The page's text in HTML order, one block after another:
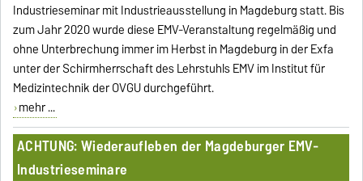
Industrieseminar mit Industrieausstellung in Magdeburg statt. Bis
zum Jahr 2020 wurde diese EMV-Veranstaltung regelmäßig und
ohne Unterbrechung immer im Herbst in Magdeburg in der Exfa
unter der Schirmherrschaft des Lehrstuhls EMV im Institut für
Medizintechnik der OVGU durchgeführt.
mehr ...
ACHTUNG: Wiederaufleben der Magdeburger EMV-
Industrieseminare